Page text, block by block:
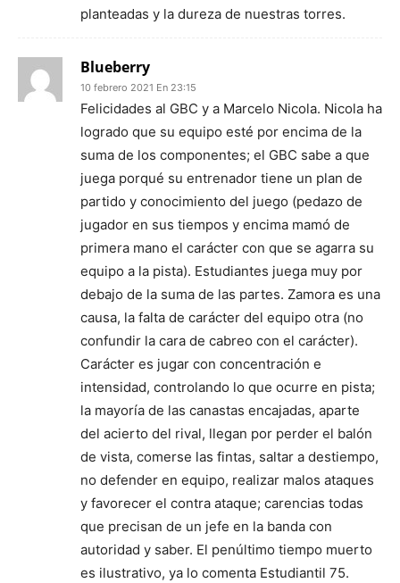
planteadas y la dureza de nuestras torres.
Blueberry
10 febrero 2021 En 23:15
Felicidades al GBC y a Marcelo Nicola. Nicola ha
logrado que su equipo esté por encima de la
suma de los componentes; el GBC sabe a que
juega porqué su entrenador tiene un plan de
partido y conocimiento del juego (pedazo de
jugador en sus tiempos y encima mamó de
primera mano el carácter con que se agarra su
equipo a la pista). Estudiantes juega muy por
debajo de la suma de las partes. Zamora es una
causa, la falta de carácter del equipo otra (no
confundir la cara de cabreo con el carácter).
Carácter es jugar con concentración e
intensidad, controlando lo que ocurre en pista;
la mayoría de las canastas encajadas, aparte
del acierto del rival, llegan por perder el balón
de vista, comerse las fintas, saltar a destiempo,
no defender en equipo, realizar malos ataques
y favorecer el contra ataque; carencias todas
que precisan de un jefe en la banda con
autoridad y saber. El penúltimo tiempo muerto
es ilustrativo, ya lo comenta Estudiantil 75.